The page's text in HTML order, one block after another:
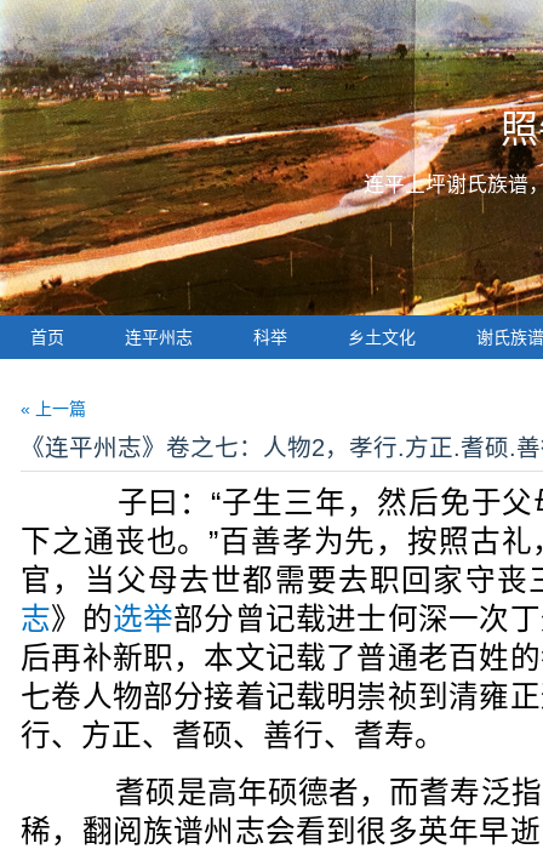
连平上坪谢氏族谱
首页 连平州志 科举 乡土文化 谢氏族谱
« 上一篇
《连平州志》卷之七：人物2，孝行.方正.耆硕.
子曰：“子生三年，然后免于父
下之通丧也。”百善孝为先，按照古
官，当父母去世都需要去职回家守丧
志》的选举部分曾记载进士何深一次
后再补新职，本文记载了普通老百姓
七卷人物部分接着记载明崇祯到清雍
行、方正、耆硕、善行、耆寿。
耆硕是高年硕德者，而耆寿泛指
稀，翻阅族谱州志会看到很多英年早